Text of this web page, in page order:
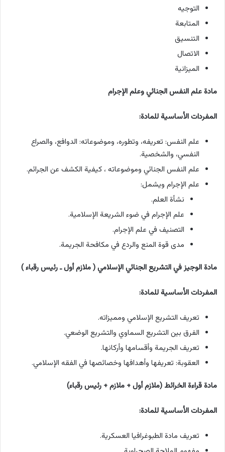
التوجيه
المتابعة
التنسيق
الاتصال
الميزانية
مادة علم النفس الجنائي وعلم الإجرام
المفردات الأساسية للمادة:
علم النفس: تعريفه، وتطوره، وموضوعاته: الدوافع، والصراع
النفسي، والشخصية.
علم النفس الجنائي وموضوعاته ، كيفية الكشف عن الجرائم.
علم الإجرام ويشمل:
نشأة العلم.
علم الإجرام في ضوء الشريعة الإسلامية.
التصنيف في علم الإجرام.
مدى قوة المنع والردع في مكافحة الجريمة.
مادة الوجيز في التشريع الجنائي الإسلامي ( ملازم أول ـ رئيس رقباء )
المفردات الأساسية للمادة:
تعريف التشريع الإسلامي ومميزاته.
الفرق بين التشريع السماوي والتشريع الوضعي.
تعريف الجريمة وأقسامها وأركانها.
العقوبة: تعريفها وأهدافها وخصائصها في الفقه الإسلامي.
مادة قراءة الخرائط (ملازم أول + ملازم + رئيس رقباء)
المفردات الأساسية للمادة:
تعريف مادة الطبوغرافيا العسكرية.